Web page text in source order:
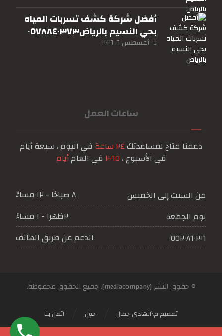
أفضل شركة كشف تسربات المياه
بحي النسيم بالرياض٠٥٧٨٨٤٠٣٧٣
أغسطس ٦, ٢٠٢٦
ساعات العمل
دعمنا متاح لمساعدتك٢٤ ساعة
في اليوم ، سبعة أيام
في الأسبوع ، ٣٦٥ في العامأيام
من السبت إلى الخميس
٨ صباحًا - ١٢ مساءً
يوم الجمعة
٢ظهرا - ١ مساءً
٠٥٥٢٠٨٦٠٣٦
الدعم عن طريق الهاتف
© حقوق النشر [mediacompany]. جميع الحقوق محفوظة.
اتصل بنا حول تصميم م\الهادى جمال